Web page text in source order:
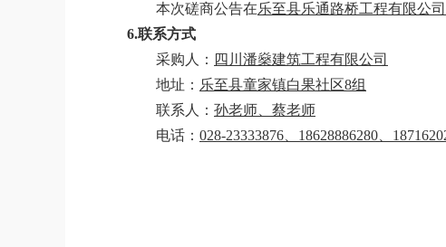
本次磋商公告在乐至县乐通路桥工程有限公
6.联系方式
采购人
： 四川潘燊建筑工程有限公司
地址： 乐至县童家镇白果社区8组
联系人： 孙老师、 蔡老师
电话： 028-23333876、18628886280、